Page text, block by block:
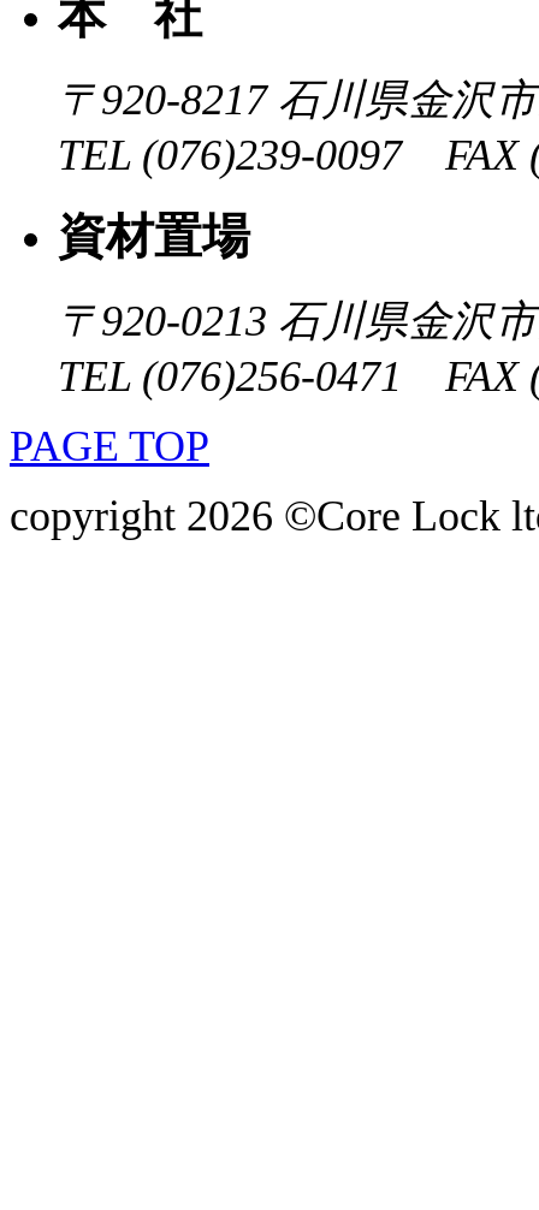
本 社
〒920-8217 石川県金沢
TEL (076)239-0097 FAX
資材置場
〒920-0213 石川県金沢
TEL (076)256-0471 FAX
PAGE TOP
copyright 2026 ©Core Lock